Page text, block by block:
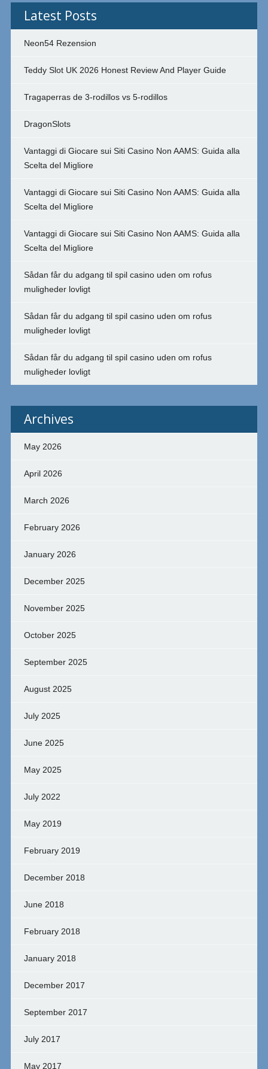
Latest Posts
Neon54 Rezension
Teddy Slot UK 2026 Honest Review And Player Guide
Tragaperras de 3-rodillos vs 5-rodillos
DragonSlots
Vantaggi di Giocare sui Siti Casino Non AAMS: Guida alla
Scelta del Migliore
Vantaggi di Giocare sui Siti Casino Non AAMS: Guida alla
Scelta del Migliore
Vantaggi di Giocare sui Siti Casino Non AAMS: Guida alla
Scelta del Migliore
Sådan får du adgang til spil casino uden om rofus
muligheder lovligt
Sådan får du adgang til spil casino uden om rofus
muligheder lovligt
Sådan får du adgang til spil casino uden om rofus
muligheder lovligt
Archives
May 2026
April 2026
March 2026
February 2026
January 2026
December 2025
November 2025
October 2025
September 2025
August 2025
July 2025
June 2025
May 2025
July 2022
May 2019
February 2019
December 2018
June 2018
February 2018
January 2018
December 2017
September 2017
July 2017
May 2017